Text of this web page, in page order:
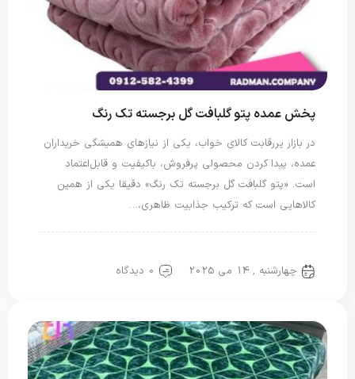
پخش عمده پتو گلبافت گل برجسته تک رنگ
در بازار پررقابت کالای خواب، یکی از نیازهای همیشگی خریداران
عمده، پیدا کردن محصولی پرفروش، باکیفیت و قابل‌اعتماد
است. «پتو گلبافت گل برجسته تک رنگ» دقیقا یکی از همین
کالاهایی‌ است که ترکیب جذابیت ظاهری،…
چهارشنبه , 14 می 2025 0 دیدگاه